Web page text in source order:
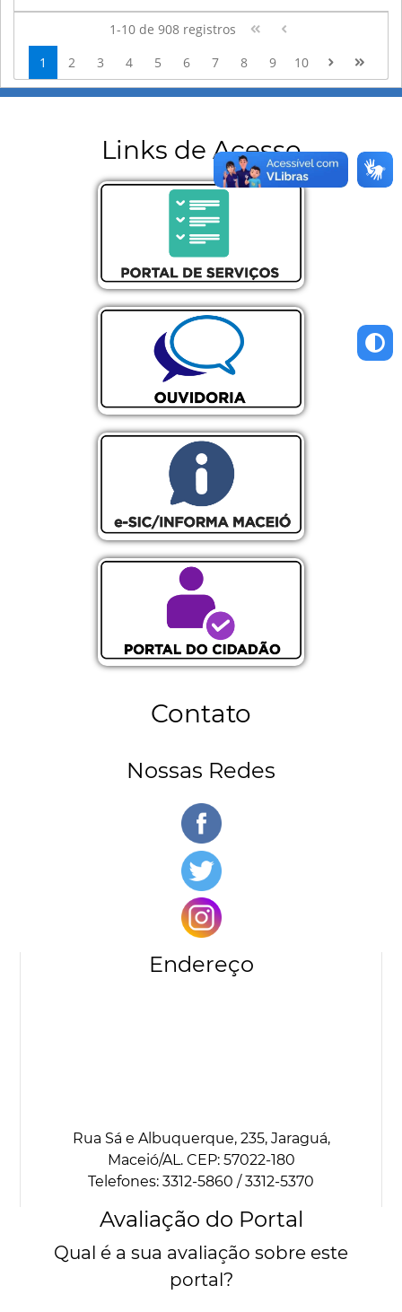
1-10 de 908 registros
1
2 3 4 5 6 7 8 9 10
Links de Acesso
Portal de Serviços
Ouvidoria
Informa Maceió
Contato
Nossas Redes
Endereço
Rua Sá e Albuquerque, 235, Jaraguá,
Maceió/AL. CEP: 57022-180
Telefones: 3312-5860 / 3312-5370
Avaliação do Portal
Qual é a sua avaliação sobre este
portal?